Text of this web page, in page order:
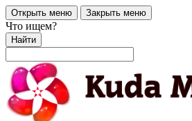
Открыть меню Закрыть меню
Что ищем?
Найти